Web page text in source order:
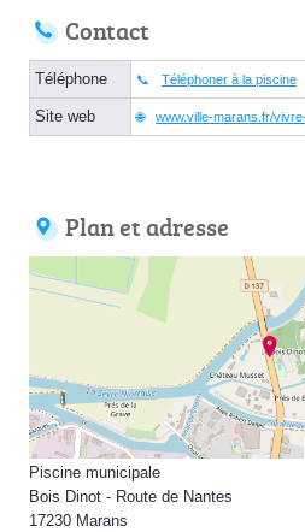
Contact
Téléphone Téléphoner à la piscine
Site web www.ville-marans.fr/
Plan et adresse
Piscine municipale
Bois Dinot - Route de Nantes
17230 Marans